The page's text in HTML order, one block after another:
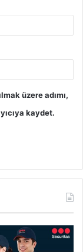
üzere adımı,
kaydet.